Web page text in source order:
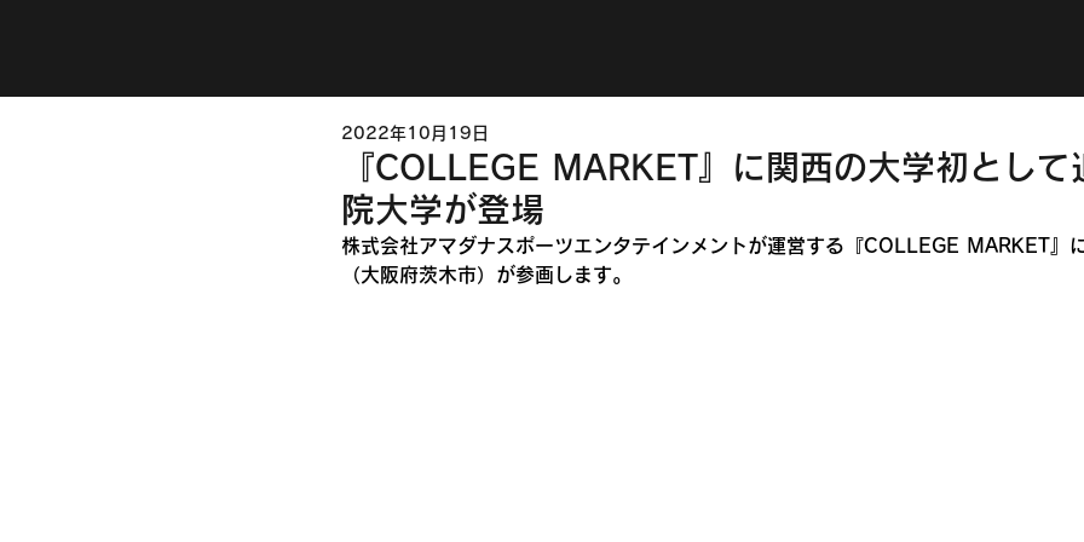
『COLLEGE MARKET』に関西の大学初として
院大学が登場
2022年10月19日
株式会社アマダナスポーツエンタテインメントが運営する『COLLEGE MARKET』
（大阪府茨木市）が参画します。